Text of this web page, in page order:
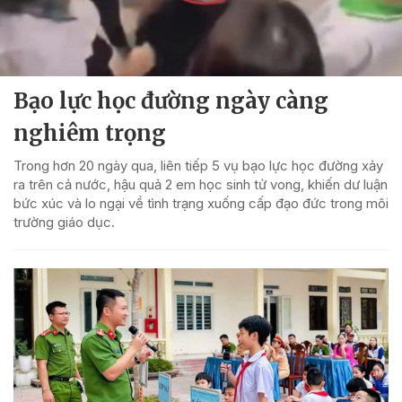
Bạo lực học đường ngày càng
nghiêm trọng
Trong hơn 20 ngày qua, liên tiếp 5 vụ bạo lực học đường xảy
ra trên cả nước, hậu quả 2 em học sinh tử vong, khiến dư luận
bức xúc và lo ngại về tình trạng xuống cấp đạo đức trong môi
trường giáo dục.